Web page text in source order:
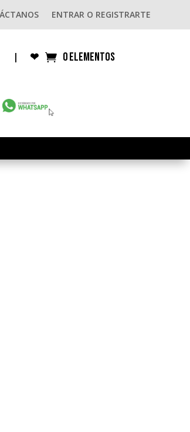
ENTRAR O REGISTRARTE
| ❤︎ 0 elementos